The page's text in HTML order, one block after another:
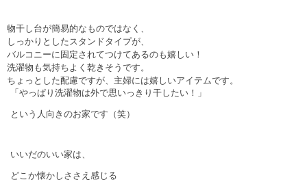
物干し台が簡易的なものではなく、
しっかりとしたスタンドタイプが、
バルコニーに固定されてつけてあるのも嬉しい！
洗濯物も気持ちよく乾きそうです。
ちょっとした配慮ですが、主婦には嬉しいアイテムです。
「やっぱり洗濯物は外で思いっきり干したい！」
という人向きのお家です（笑）
いいだのいい家は、
どこか懐かしささえ感じる